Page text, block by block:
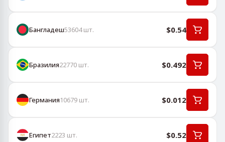
Бангладеш53604шт. $0.54
Бразилия22770 шт. $0.492
Германия10679 шт. $0.012
Египет2223 шт. $0.52